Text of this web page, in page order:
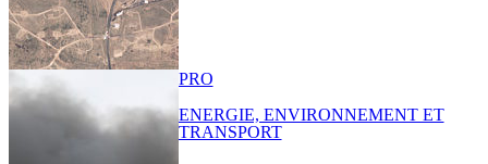
PRO
ENERGIE, ENVIRONNEMENT ET
TRANSPORT